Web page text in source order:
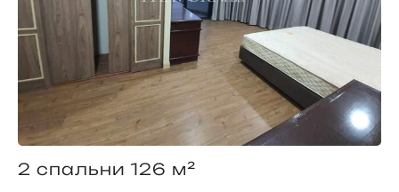
2 спальни 126 м²